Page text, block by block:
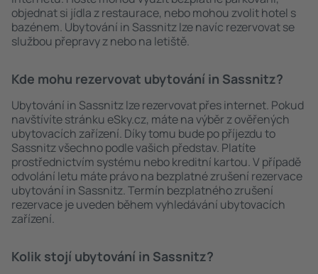
objednat si jídla z restaurace, nebo mohou zvolit hotel s
bazénem. Ubytování in Sassnitz lze navíc rezervovat se
službou přepravy z nebo na letiště.
Kde mohu rezervovat ubytování in Sassnitz?
Ubytování in Sassnitz lze rezervovat přes internet. Pokud
navštívíte stránku eSky.cz, máte na výběr z ověřených
ubytovacích zařízení. Díky tomu bude po příjezdu to
Sassnitz všechno podle vašich představ. Platíte
prostřednictvím systému nebo kreditní kartou. V případě
odvolání letu máte právo na bezplatné zrušení rezervace
ubytování in Sassnitz. Termín bezplatného zrušení
rezervace je uveden během vyhledávání ubytovacích
zařízení.
Kolik stojí ubytování in Sassnitz?